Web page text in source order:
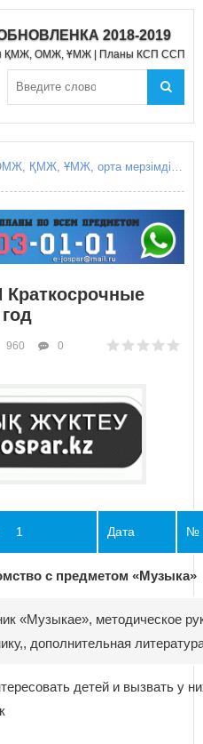
2018-2019
ҚМЖ, ОМЖ, ҰМЖ | Планы КСП ССП
e-jospar.kz Сабақ жоспарлары, ОМЖ, ҚМЖ, ҰМЖ, орта мерзімді жоспарлары, қысқа мерзімді жоспарлары, күнделікті сабақ жоспарлары, Поурочные планы, КСП, ССП, среднесрочное планирование, краткосрочные планирование, краткосрочный план, среднесрочный план, поурочные планы уроков, ежоспар.кз, ejospar.kz
960 0
1 Дата №
с предметом
«Музыкае», методическое
дополнительная
детей и вызвать у